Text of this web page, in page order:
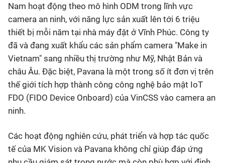
Nam hoạt động theo mô hình ODM trong lĩnh vực
camera an ninh, với năng lực sản xuất lên tới 6 triệu
thiết bị mỗi năm tại nhà máy đặt ở Vĩnh Phúc. Công ty
đã và đang xuất khẩu các sản phẩm camera "Make in
Vietnam" sang nhiều thị trường như Mỹ, Nhật Bản và
châu Âu. Đặc biệt, Pavana là một trong số ít đơn vị trên
thế giới tích hợp thành công công nghệ bảo mật IoT
FDO (FIDO Device Onboard) của VinCSS vào camera an
ninh.
Các hoạt động nghiên cứu, phát triển và hợp tác quốc
tế của MK Vision và Pavana không chỉ giúp đáp ứng